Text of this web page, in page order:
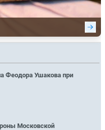
Феодора Ушакова при
Московской